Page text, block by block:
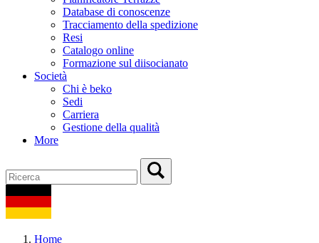
Database di conoscenze
Tracciamento della spedizione
Resi
Catalogo online
Formazione sul diisocianato
Società
Chi è beko
Sedi
Carriera
Gestione della qualità
More
Home